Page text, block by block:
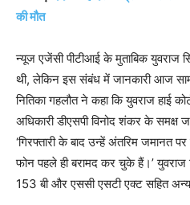
की मौत
न्यूज एजेंसी पीटीआई के मुताबिक युवराज
थी, लेकिन इस संबंध में जानकारी आज
नितिका गहलौत ने कहा कि युवराज हाई
अधिकारी डीएसपी विनोद शंकर के समक्ष
‘गिरफ्तारी के बाद उन्हें अंतरिम जमानत
फोन पहले ही बरामद कर चुके हैं।’
153 बी और एससी एसटी एक्ट सहित अन्य